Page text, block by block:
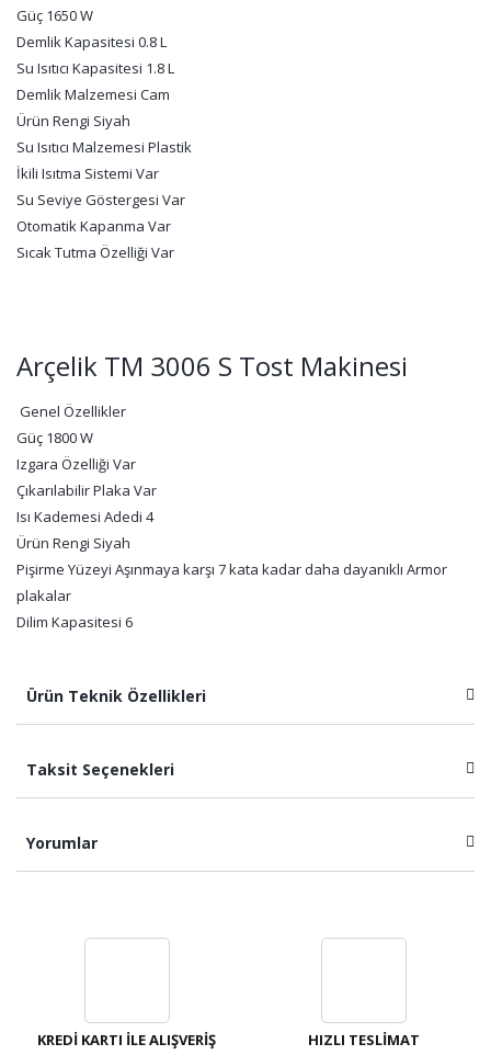
Güç 1650 W
Demlik Kapasitesi 0.8 L
Su Isıtıcı Kapasitesi 1.8 L
Demlik Malzemesi Cam
Ürün Rengi Siyah
Su Isıtıcı Malzemesi Plastik
İkili Isıtma Sistemi Var
Su Seviye Göstergesi Var
Otomatik Kapanma Var
Sıcak Tutma Özelliği Var
Arçelik TM 3006 S Tost Makinesi
Genel Özellikler
Güç 1800 W
Izgara Özelliği Var
Çıkarılabilir Plaka Var
Isı Kademesi Adedi 4
Ürün Rengi Siyah
Pişirme Yüzeyi Aşınmaya karşı 7 kata kadar daha dayanıklı Armor
plakalar
Dilim Kapasitesi 6
Ürün Teknik Özellikleri
Taksit Seçenekleri
Yorumlar
KREDİ KARTI İLE ALIŞVERİŞ HIZLI TESLİMAT